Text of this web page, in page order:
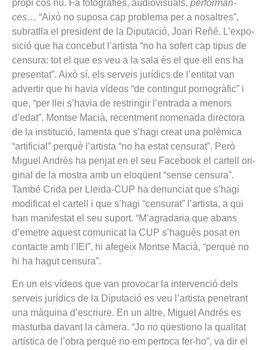
propi cos nu. Fa foto­gra­fies, audi­o­vi­su­als, per­for­man­
ces… “Això no suposa cap pro­blema per a nosal­tres”,
subrat­lla el pre­si­dent de la Dipu­tació, Joan Reñé. L’expo­
sició que ha con­ce­but l’artista “no ha sofert cap tipus de
cen­sura: tot el que es veu a la sala és el que ell ens ha
pre­sen­tat”. Això sí, els ser­veis jurídics de l’enti­tat van
adver­tir que hi havia vídeos “de con­tin­gut por­nogràfic” i
que, “per llei s’havia de res­trin­gir l’entrada a menors
d’edat”. Montse Macià, recent­ment nome­nada direc­tora
de la ins­ti­tució, lamenta que s’hagi creat una polèmica
“arti­fi­cial” perquè l’artista “no ha estat cen­su­rat”. Però
Miguel Andrés ha pen­jat en el seu Face­book el car­tell ori­
gi­nal de la mos­tra amb un eloqüent “sense cen­sura”.
També Crida per Lleida-CUP ha denun­ciat que s’hagi
modi­fi­cat el car­tell i que s’hagi “cen­su­rat” l’artista, a qui
han mani­fes­tat el seu suport. “M’agra­da­ria que abans
d’eme­tre aquest comu­ni­cat la CUP s’hagués posat en
con­tacte amb l’IEI”, hi afe­geix Montse Macià, “perquè no
hi ha hagut cen­sura”.
En un els vídeos que van pro­vo­car la inter­venció dels
ser­veis jurídics de la Dipu­tació es veu l’artista pene­trant
una màquina d’escriure. En un altre, Miguel Andrés es
mas­turba davant la càmera. “Jo no qüesti­ono la qua­li­tat
artística de l’obra perquè no em per­toca fer-ho”, va dir el